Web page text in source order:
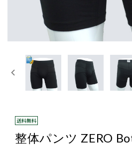
送料無料
整体パンツ ZERO